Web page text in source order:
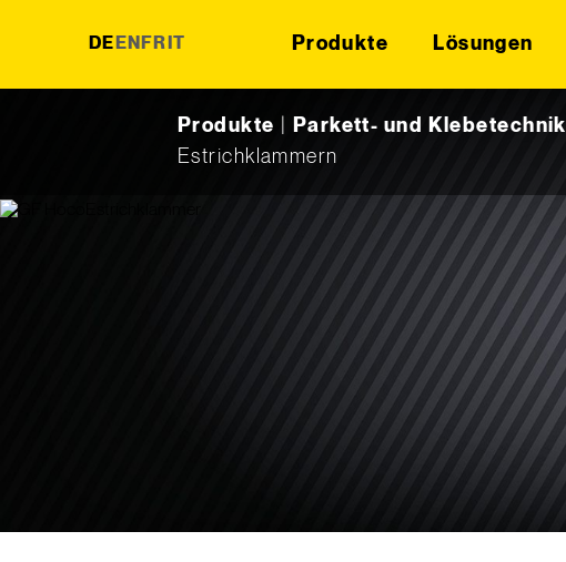
DE EN FR IT Produkte Lösungen
Produkte Parkett- und Klebetechnik
Estrichklammern